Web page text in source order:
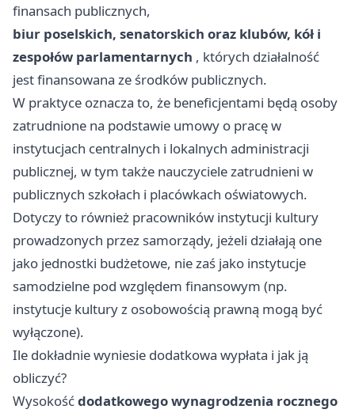
finansach publicznych,
biur poselskich, senatorskich oraz klubów, kół i
zespołów parlamentarnych , których działalność
jest finansowana ze środków publicznych.
W praktyce oznacza to, że beneficjentami będą osoby
zatrudnione na podstawie umowy o pracę w
instytucjach centralnych i lokalnych administracji
publicznej, w tym także nauczyciele zatrudnieni w
publicznych szkołach i placówkach oświatowych.
Dotyczy to również pracowników instytucji kultury
prowadzonych przez samorządy, jeżeli działają one
jako jednostki budżetowe, nie zaś jako instytucje
samodzielne pod względem finansowym (np.
instytucje kultury z osobowością prawną mogą być
wyłączone).
Ile dokładnie wyniesie dodatkowa wypłata i jak ją
obliczyć?
Wysokośćdodatkowego wynagrodzenia rocznego